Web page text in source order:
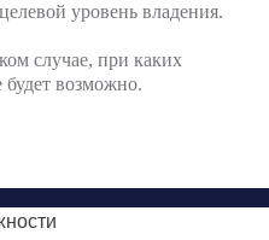
уровень владения.
случае, при каких
будет возможно.